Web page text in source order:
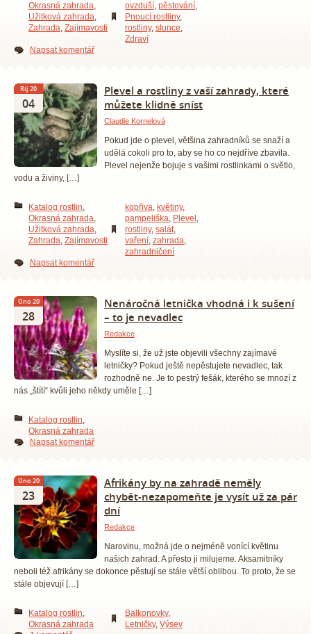
Okrasná zahrada,
Užitková zahrada,
Zahrada, Zajímavosti
ovzduší, pěstování,
Pnoucí rostliny,
rostliny, slunce,
Zdraví
Napsat komentář
Říj 20
04
Plevel a rostliny z vaší zahrady, které
můžete klidně sníst
Claudie Kornelová
Pokud jde o plevel, většina zahradníků se snaží a
udělá cokoli pro to, aby se ho co nejdříve zbavila.
Plevel nejenže bojuje s vašimi rostlinkami o světlo,
vodu a živiny, […]
Katalog rostlin,
Okrasná zahrada,
Užitková zahrada,
Zahrada, Zajímavosti
kopřiva, květiny,
pampeliška, Plevel ,
rostliny, salát,
vaření, zahrada,
zahradničení
Napsat komentář
Úno 20
28
Nenáročná letnička vhodná i k sušení
– to je nevadlec
Redakce
Myslíte si, že už jste objevili všechny zajímavé
letničky? Pokud ještě nepěstujete nevadlec, tak
rozhodně ne. Je to pestrý fešák, kterého se mnozí z
nás „štítí“ kvůli jeho někdy uměle […]
Katalog rostlin,
Okrasná zahrada
Napsat komentář
Úno 20
23
Afrikány by na zahradě neměly
chybět-nezapomeňte je vysít už za pár
dní
Redakce
Narovinu, možná jde o nejméně vonící květinu
našich zahrad. A přesto ji milujeme. Aksamitníky
neboli též afrikány se dokonce pěstují se stále větší oblibou. To proto, že se
stále objevují […]
Katalog rostlin,
Okrasná zahrada
Balkonovky,
Letničky, Výsev